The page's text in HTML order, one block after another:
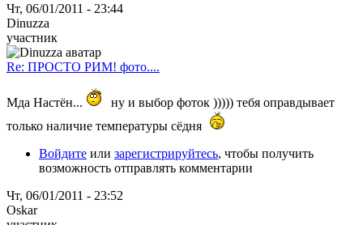
Чт, 06/01/2011 - 23:44
Dinuzza
участник
Re: ПРОСТО РИМ! фото....
Мда Настён...
ну и выбор фоток ))))) тебя оправдывает
только наличие температуры сёдня
Войдите или зарегистрируйтесь, чтобы получить
возможность отправлять комментарии
Чт, 06/01/2011 - 23:52
Oskar